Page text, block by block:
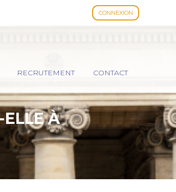
CONNEXION
RECRUTEMENT CONTACT
ELLE À